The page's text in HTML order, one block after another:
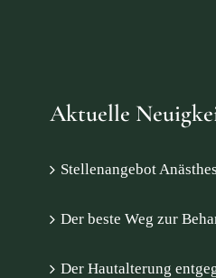
Aktuelle
Stellenangebot
Der beste Weg zur
Der Hautalterung